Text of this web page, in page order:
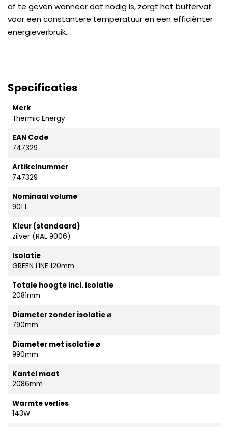
af te geven wanneer dat nodig is, zorgt het buffervat
voor een constantere temperatuur en een efficiënter
energieverbruik.
Specificaties
Merk
Thermic Energy
EAN Code
747329
Artikelnummer
747329
Nominaal volume
901 L
Kleur (standaard)
zilver (RAL 9006)
Isolatie
GREEN LINE 120mm
Totale hoogte incl. isolatie
2081mm
Diameter zonder isolatie ⌀
790mm
Diameter met isolatie ⌀
990mm
Kantel maat
2086mm
Warmte verlies
143W